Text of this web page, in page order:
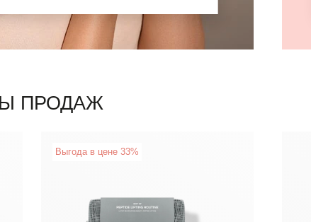
ПРОДАЖ
Выгода в цене 33%